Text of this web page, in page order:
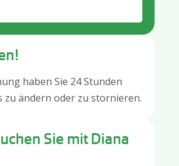
haben Sie 24 Stunden
zu ändern oder zu stornieren.
Sie mit Diana